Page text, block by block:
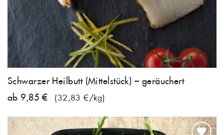
Schwarzer Heilbutt (Mittelstück) – geräuchert
ab 9,85 €
(32,83 €/kg)